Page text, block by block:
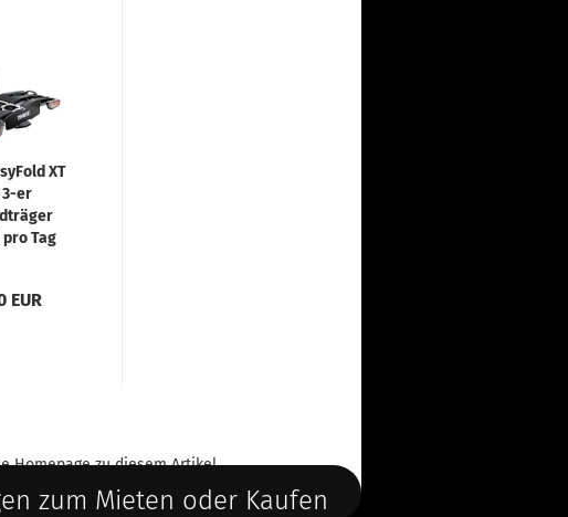
XT
3-er
Tag
EUR
Homepagezu diesem Artikel.
zum Mieten oder Kaufen